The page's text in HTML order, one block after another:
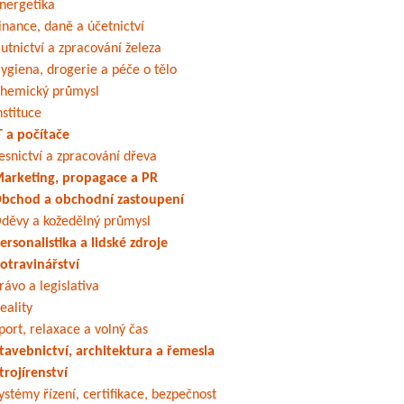
daně a účetnictví
a zpracování železa
drogerie a péče o tělo
průmysl
a počítače
a zpracování dřeva
propagace a PR
a obchodní zastoupení
a kožedělný průmysl
a lidské zdroje
a legislativa
relaxace a volný čas
architektura a řemesla
řízení, certifikace, bezpečnost